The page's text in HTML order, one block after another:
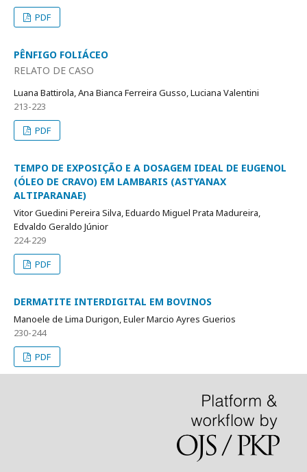
PDF
PÊNFIGO FOLIÁCEO
RELATO DE CASO
Luana Battirola, Ana Bianca Ferreira Gusso, Luciana Valentini
213-223
PDF
TEMPO DE EXPOSIÇÃO E A DOSAGEM IDEAL DE EUGENOL
(ÓLEO DE CRAVO) EM LAMBARIS (ASTYANAX
ALTIPARANAE)
Vitor Guedini Pereira Silva, Eduardo Miguel Prata Madureira,
Edvaldo Geraldo Júnior
224-229
PDF
DERMATITE INTERDIGITAL EM BOVINOS
Manoele de Lima Durigon, Euler Marcio Ayres Guerios
230-244
PDF